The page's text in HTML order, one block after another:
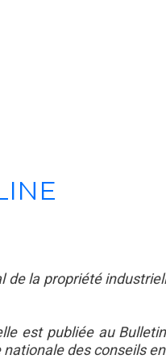
la propriété
est publiée au
des conseils